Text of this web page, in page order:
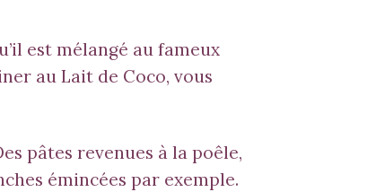
est mélangé au fameux
au Lait de Coco, vous
pâtes revenues à la poêle,
émincées par exemple.